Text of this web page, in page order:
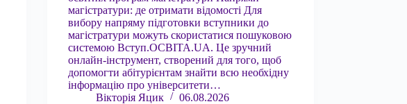
магістратури: де отримати відомості Для
вибору напряму підготовки вступники до
магістратури можуть скористатися пошуковою
системою Вступ.ОСВІТА.UA. Це зручний
онлайн-інструмент, створений для того, щоб
допомогти абітурієнтам знайти всю необхідну
інформацію про університети…
Вікторія Яцик
06.08.2026